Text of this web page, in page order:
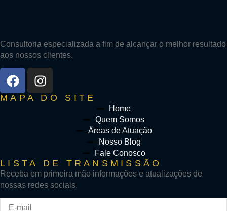
Consultoria especializada a fim de alcançar o melhor resultado
aos nossos clientes.
MAPA DO SITE
Home
Quem Somos
Áreas de Atuação
Nosso Blog
Fale Conosco
LISTA DE TRANSMISSÃO
Receba em primeira mão informações e atualizações de
nossas redes sociais.